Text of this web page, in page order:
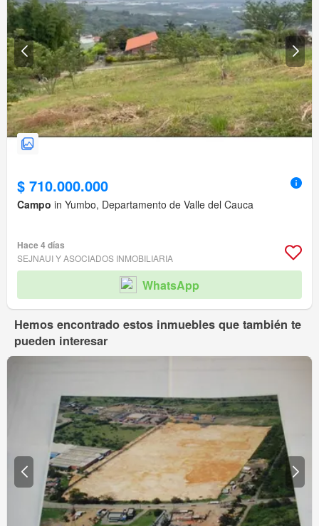
$ 710.000.000
Campo in Yumbo, Departamento de Valle del Cauca
Hace 4 días
SEJNAUI Y ASOCIADOS INMOBILIARIA
WhatsApp
Hemos encontrado estos inmuebles que también te
pueden interesar